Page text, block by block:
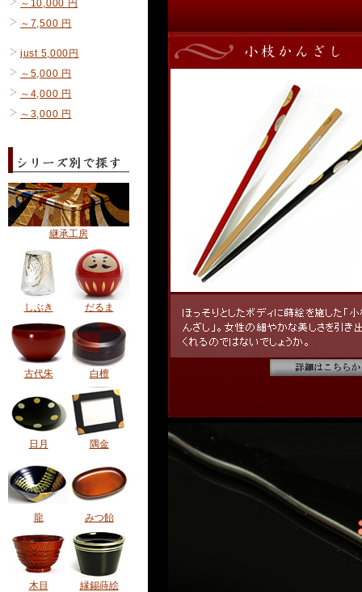
～10,000 円
～7,500 円
just 5,000円
～5,000 円
～4,000 円
～3,000 円
継承工房
しぶき だるま
古代朱 白檀
日月 隅金
龍 みつ飴
木目 縁錫蒔絵